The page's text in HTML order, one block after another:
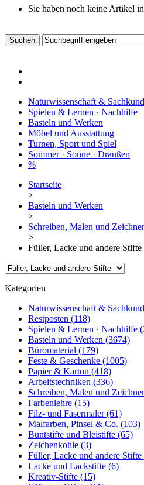
Sie haben noch keine Artikel
Naturwissenschaft &
Spielen & Lernen · Nachhilfe
Basteln und Werken
Möbel und Ausstattung
Turnen, Sport und Spiel
Sommer · Sonne · Draußen
%
Startseite
>
Basteln und Werken
>
Schreiben, Malen und
>
Füller, Lacke und andere Stifte
Kategorien
Naturwissenschaft &
Restposten (118)
Spielen & Lernen · Nachhilfe
Basteln und Werken (3674)
Büromaterial (179)
Feste & Geschenke (1005)
Papier & Karton (418)
Arbeitstechniken (336)
Schreiben, Malen und
Farbenlehre (15)
Filz- und Fasermaler(61)
Malfarben, Pinsel & Co. (103)
Buntstifte und Bleistifte (65)
Zeichenkohle (3)
Füller, Lacke und andere Stifte
Lacke und Lackstifte (6)
Kreativ-Stifte (15)